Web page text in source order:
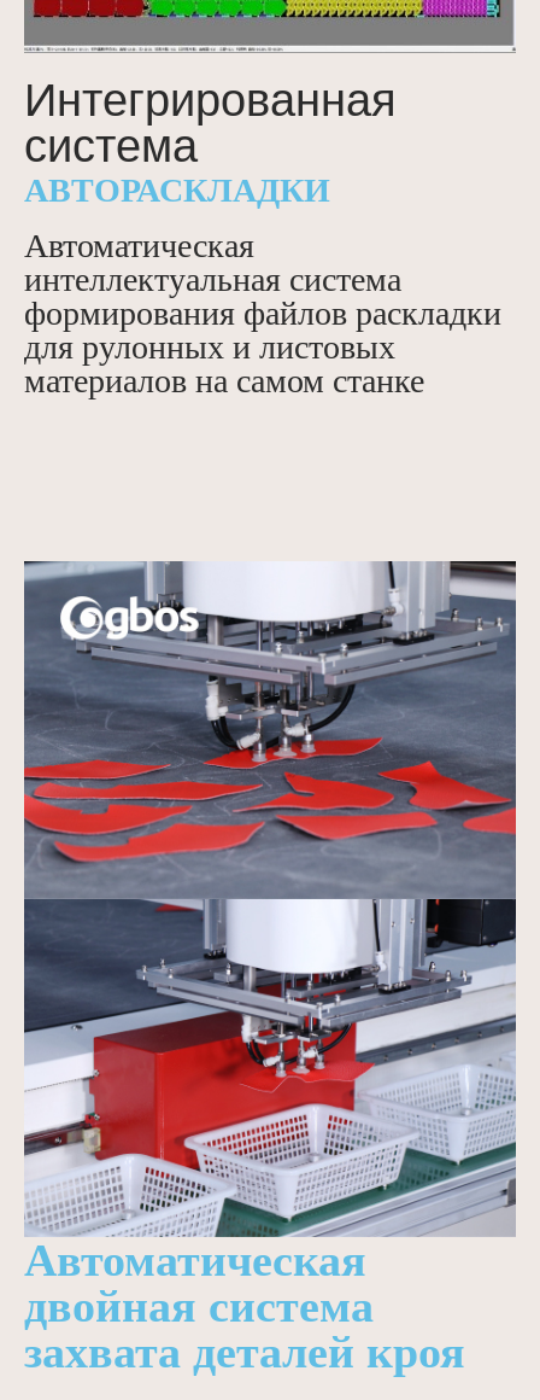
Интегрированная
система
АВТОРАСКЛАДКИ
Автоматическая
интеллектуальная система
формирования файлов раскладки
для рулонных и листовых
материалов на самом станке
Автоматическая
двойная система
захвата деталей кроя